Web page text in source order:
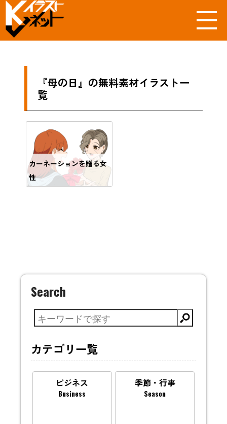
『母の日』の無料素材イラスト一
覧
カーネーションを贈る女
性
Search
カテゴリ一覧
ビジネス
Business
季節・行事
Season